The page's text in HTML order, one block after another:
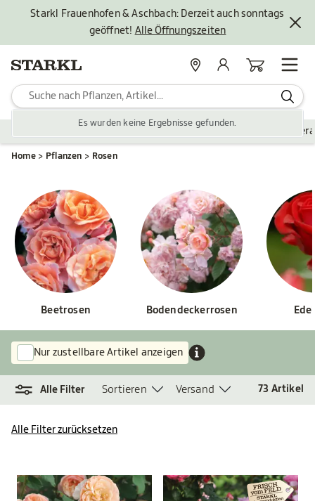
Starkl Frauenhofen & Aschbach: Derzeit auch sonntags
geöffnet! Alle Öffnungszeiten
Es wurden keine Ergebnisse gefunden.
StandorteMein KontoWarenkorb
Zubehör Gartengestaltung
Home Pflanzen Rosen
Beetrosen Bodendeckerrosen
Nur zustellbare Artikel anzeigen
Alle Filter Sortieren Versand 73 Artikel
Alle Filter zurücksetzen